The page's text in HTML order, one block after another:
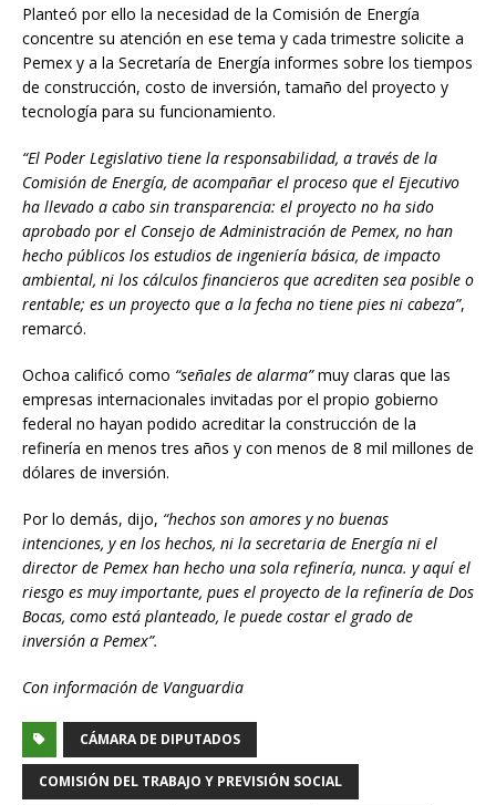
Planteó por ello la necesidad de la Comisión de Energía
concentre su atención en ese tema y cada trimestre solicite a
Pemex y a la Secretaría de Energía informes sobre los tiempos
de construcción, costo de inversión, tamaño del proyecto y
tecnología para su funcionamiento.
“El Poder Legislativo tiene la responsabilidad, a través de la
Comisión de Energía, de acompañar el proceso que el Ejecutivo
ha llevado a cabo sin transparencia: el proyecto no ha sido
aprobado por el Consejo de Administración de Pemex, no han
hecho públicos los estudios de ingeniería básica, de impacto
ambiental, ni los cálculos financieros que acrediten sea posible o
rentable; es un proyecto que a la fecha no tiene pies ni cabeza”,
remarcó.
Ochoa calificó como “señales de alarma”muy claras que las
empresas internacionales invitadas por el propio gobierno
federal no hayan podido acreditar la construcción de la
refinería en menos tres años y con menos de 8 mil millones de
dólares de inversión.
Por lo demás, dijo, “hechos son amores y no buenas
intenciones, y en los hechos, ni la secretaria de Energía ni el
director de Pemex han hecho una sola refinería, nunca. y aquí el
riesgo es muy importante, pues el proyecto de la refinería de Dos
Bocas, como está planteado, le puede costar el grado de
inversión a Pemex”.
Con información de Vanguardia
CÁMARA DE DIPUTADOS
COMISIÓN DEL TRABAJO Y PREVISIÓN SOCIAL